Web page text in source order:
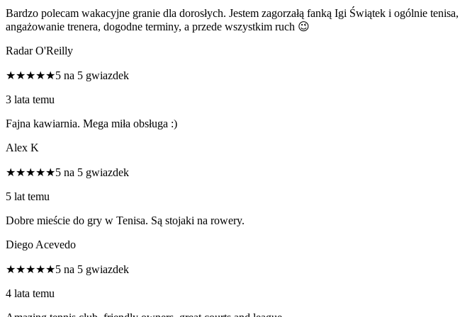
Bardzo polecam wakacyjne granie dla dorosłych. Jestem zagorzałą fanką Igi Świątek i ogólnie
angażowanie trenera, dogodne terminy, a przede wszystkim ruch 😉
Radar O'Reilly
★★★★★5 na 5 gwiazdek
3 lata temu
Fajna kawiarnia. Mega miła obsługa :)
Alex K
★★★★★5 na 5 gwiazdek
5 lat temu
Dobre mieście do gry w Tenisa. Są stojaki na rowery.
Diego Acevedo
★★★★★5 na 5 gwiazdek
4 lata temu